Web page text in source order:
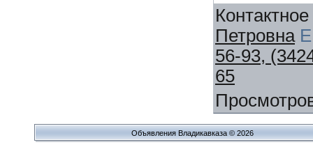
Петровна E
56-93,
65
Объявления Владикавказа © 2026